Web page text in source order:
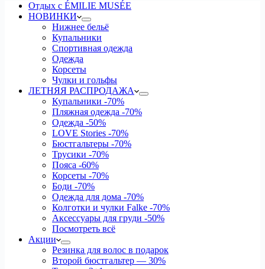
Отдых с ÉMILIE MUSÉE
НОВИНКИ
Нижнее бельё
Купальники
Спортивная одежда
Одежда
Корсеты
Чулки и гольфы
ЛЕТНЯЯ РАСПРОДАЖА
Купальники -70%
Пляжная одежда -70%
Одежда -50%
LOVE Stories -70%
Бюстгальтеры -70%
Трусики -70%
Пояса -60%
Корсеты -70%
Боди -70%
Одежда для дома -70%
Колготки и чулки Falke -70%
Аксессуары для груди -50%
Посмотреть всё
Акции
Резинка для волос в подарок
Второй бюстгальтер — 30%